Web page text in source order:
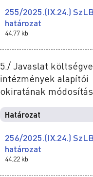
255/2025.(IX.24.)
határozat
44.77 kb
5./ Javaslat
intézmények alapítói
okiratának
Határozat
256/2025.(IX.24.)
határozat
44.22 kb